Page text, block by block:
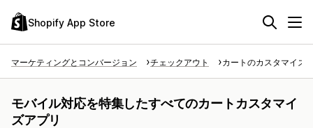
Shopify App Store
マーケティングとコンバージョン チェックアウト カートのカスタマイズ
モバイル対応を特集したすべてのカートカスタマイ
ズアプリ